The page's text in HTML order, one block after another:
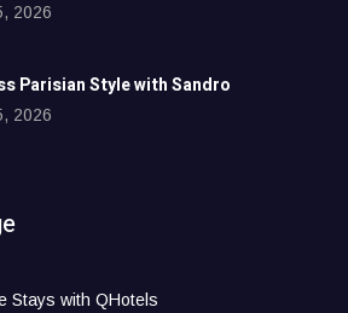
2026
Parisian Style with Sandro
2026
Stays with QHotels